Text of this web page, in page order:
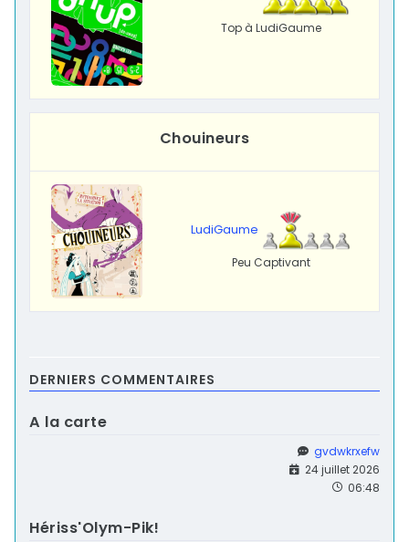
Top à LudiGaume
Chouineurs
LudiGaume
Peu Captivant
DERNIERS COMMENTAIRES
A la carte
gvdwkrxefw
24 juillet 2026
06:48
Hériss'Olym-Pik!